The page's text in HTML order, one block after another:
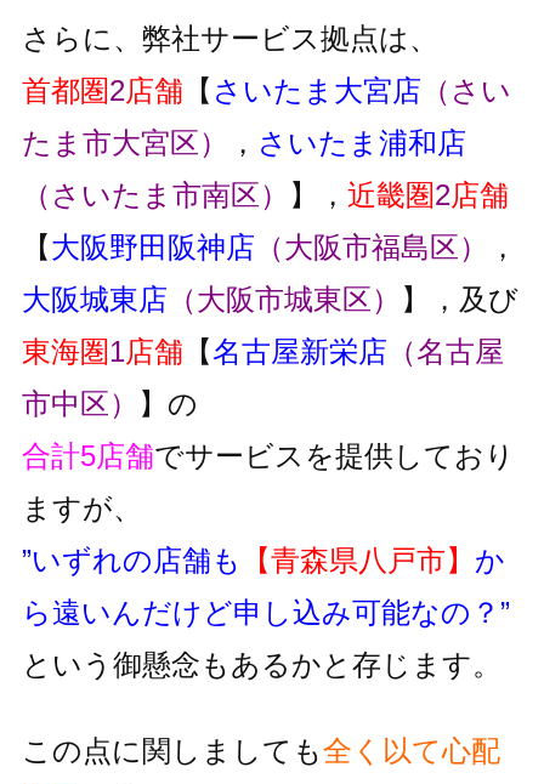
さらに、弊社サービス拠点は、
首都圏2店舗 【 さいたま大宮店 （さい
たま市大宮区）
， さいたま浦和店
（さいたま市南区）
】， 近畿圏2店舗
【大阪野田阪神店 （大阪市福島区）
，
大阪城東店 （大阪市城東区）
】，及び
東海圏1店舗 【名古屋新栄店 （名古屋
市中区）
】の
合計5店舗でサービスを提供しており
ますが、
”いずれの店舗も
【青森県八戸市】 か
ら遠いんだけど申し込み可能なの？”
という御懸念もあるかと存じます。
この点に関しましても全く以て心配